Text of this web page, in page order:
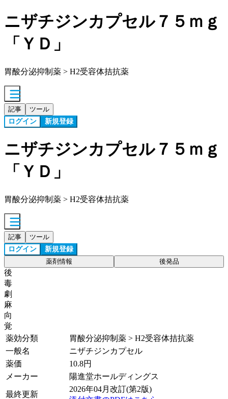
ニザチジンカプセル７５ｍｇ
「ＹＤ」
胃酸分泌抑制薬 > H2受容体拮抗薬
記事 ツール
ログイン 新規登録
ニザチジンカプセル７５ｍｇ
「ＹＤ」
胃酸分泌抑制薬 > H2受容体拮抗薬
記事 ツール
ログイン 新規登録
薬剤情報 後発品
後
毒
劇
麻
向
覚
薬効分類
胃酸分泌抑制薬 > H2受容体拮抗薬
一般名
ニザチジンカプセル
薬価
10.8円
メーカー
陽進堂ホールディングス
最終更新
2026年04月改訂(第2版)